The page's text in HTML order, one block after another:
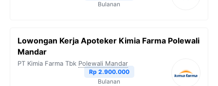
Bulanan
Lowongan Kerja Apoteker Kimia Farma Polewali
Mandar
PT Kimia Farma Tbk Polewali Mandar
Rp 2.900.000
Bulanan